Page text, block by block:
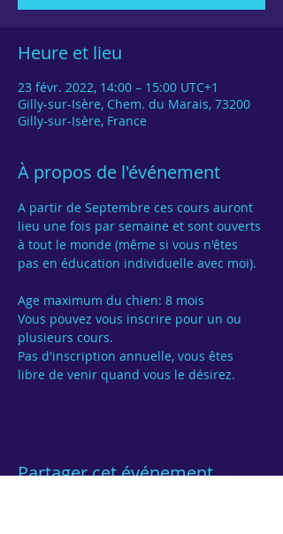
Heure et lieu
23 févr. 2022, 14:00 – 15:00 UTC+1
Gilly-sur-Isère, Chem. du Marais, 73200
Gilly-sur-Isère, France
À propos de l'événement
A partir de Septembre ces cours auront
lieu une fois par semaine et sont ouverts
à tout le monde (même si vous n'êtes
pas en éducation individuelle avec moi).
Age maximum du chien: 8 mois
Vous pouvez vous inscrire pour un ou
Pas d'inscription annuelle, vous êtes
Partager cet événement